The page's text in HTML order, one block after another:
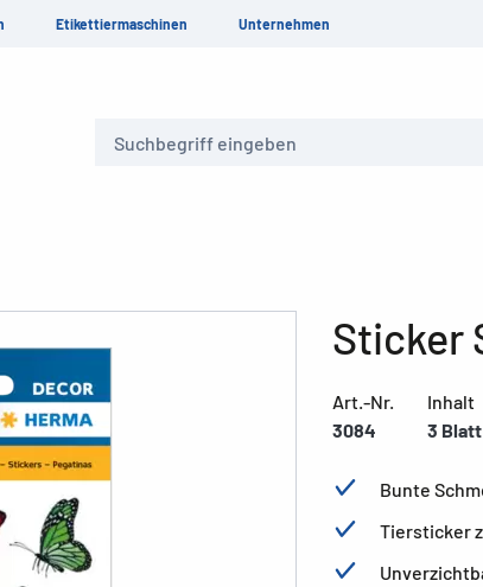
Etikettiermaschinen Unternehmen
Sticker
Art.-Nr.
3084
Inhalt
3
Bunte
Tiersticker